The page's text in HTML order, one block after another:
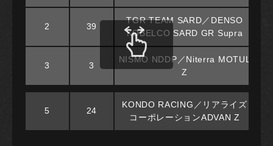
2 39
TGR TEAM SARD／DENSO
KOBELCO SARD GR Supra
3 3
NISMO NDDP／Niterra MOTUL
Z
5 24
KONDO RACING／リアライズ
コーポレーションADVAN Z